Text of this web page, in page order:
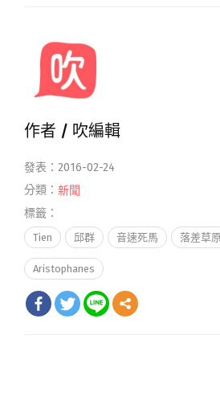
作者 / 吹編輯
發表：2016-02-24
分類： 新聞
標籤：
Tien 邱群 音速死馬 落差草
Aristophanes